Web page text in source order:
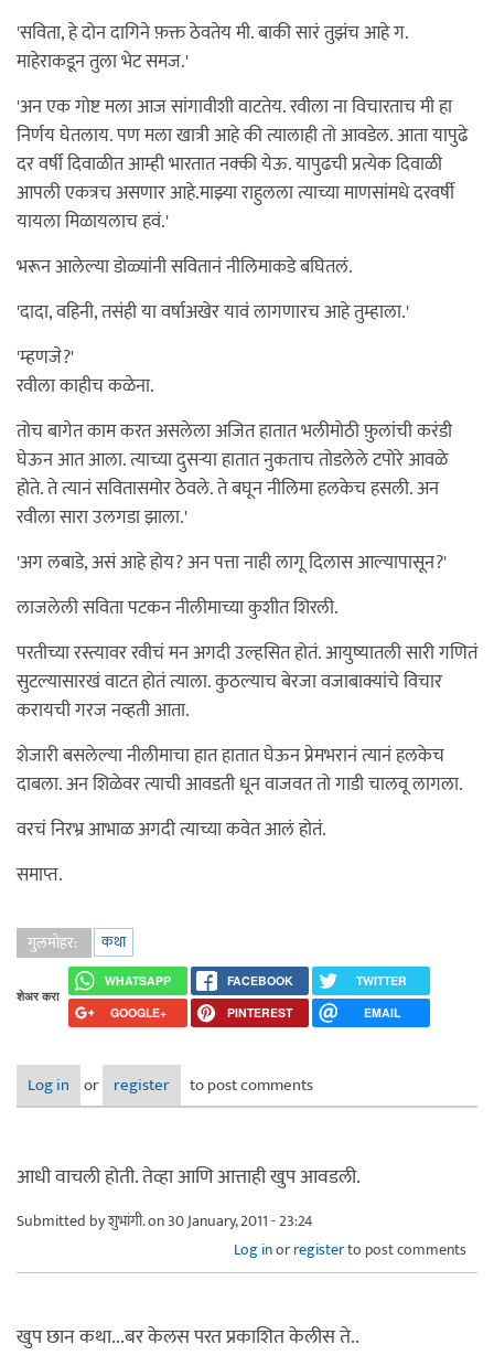
'सविता, हे दोन दागिने फ़क्त ठेवतेय मी. बाकी सारं तुझंच आहे ग.
माहेराकडून तुला भेट समज.'
'अन एक गोष्ट मला आज सांगावीशी वाटतेय. रवीला ना विचारताच मी हा
निर्णय घेतलाय. पण मला खात्री आहे की त्यालाही तो आवडेल. आता यापुढे
दर वर्षी दिवाळीत आम्ही भारतात नक्की येऊ. यापुढची प्रत्येक दिवाळी
आपली एकत्रच असणार आहे.माझ्या राहुलला त्याच्या माणसांमधे दरवर्षी
यायला मिळायलाच हवं.'
भरून आलेल्या डोळ्यांनी सवितानं नीलिमाकडे बघितलं.
'दादा, वहिनी, तसंही या वर्षाअखेर यावं लागणारच आहे तुम्हाला.'
'म्हणजे?'
रवीला काहीच कळेना.
तोच बागेत काम करत असलेला अजित हातात भलीमोठी फ़ुलांची करंडी
घेऊन आत आला. त्याच्या दुसर्‍या हातात नुकताच तोडलेले टपोरे आवळे
होते. ते त्यानं सवितासमोर ठेवले. ते बघून नीलिमा हलकेच हसली. अन
रवीला सारा उलगडा झाला.'
'अग लबाडे, असं आहे होय? अन पत्ता नाही लागू दिलास आल्यापासून?'
लाजलेली सविता पटकन नीलीमाच्या कुशीत शिरली.
परतीच्या रस्त्यावर रवीचं मन अगदी उल्हसित होतं. आयुष्यातली सारी गणितं
सुटल्यासारखं वाटत होतं त्याला. कुठल्याच बेरजा वजाबाक्यांचे विचार
करायची गरज नव्हती आता.
शेजारी बसलेल्या नीलीमाचा हात हातात घेऊन प्रेमभरानं त्यानं हलकेच
दाबला. अन शिळेवर त्याची आवडती धून वाजवत तो गाडी चालवू लागला.
वरचं निरभ्र आभाळ अगदी त्याच्या कवेत आलं होतं.
समाप्त.
गुलमोहर: कथा
शेअर करा
WHATSAPP FACEBOOK
TWITTER
GOOGLE+
PINTEREST EMAIL
Log in or register to post comments
आधी वाचली होती. तेव्हा आणि आत्ताही खुप आवडली.
Submitted byशुभांगी.on 30 January, 2011 - 23:24
Log inorregisterto post comments
खुप छान कथा...बर केलस परत प्रकाशित केलीस ते..